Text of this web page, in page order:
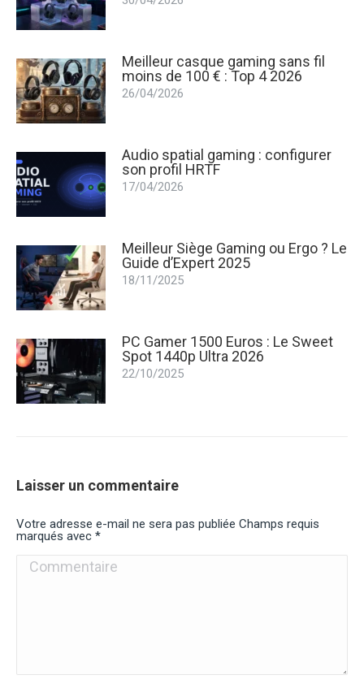
Meilleur casque gaming sans fil
moins de 100 € : Top 4 2026
26/04/2026
Audio spatial gaming : configurer
son profil HRTF
17/04/2026
Meilleur Siège Gaming ou Ergo ? Le
Guide d’Expert 2025
18/11/2025
PC Gamer 1500 Euros : Le Sweet
Spot 1440p Ultra 2026
22/10/2025
Laisser un commentaire
Votre adresse e-mail ne sera pas publiée Champs requis
marqués avec *
Commentaire